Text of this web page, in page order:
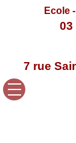
Ecole
03
7 rue